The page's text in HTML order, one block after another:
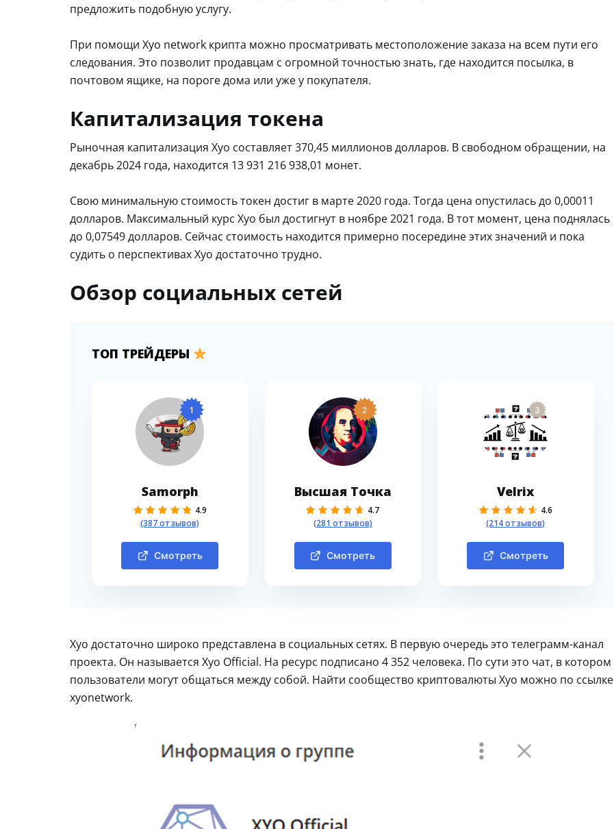
предложить подобную услугу.
При помощи Xyo network крипта можно просматривать местоположение заказа на всем пути его
следования. Это позволит продавцам с огромной точностью знать, где находится посылка, в
почтовом ящике, на пороге дома или уже у покупателя.
Капитализация токена
Рыночная капитализация Xyo составляет 370,45 миллионов долларов. В свободном обращении, на
декабрь 2024 года, находится 13 931 216 938,01 монет.
Свою минимальную стоимость токен достиг в марте 2020 года. Тогда цена опустилась до 0,00011
долларов. Максимальный курс Xyo был достигнут в ноябре 2021 года. В тот момент, цена поднялась
до 0,07549 долларов. Сейчас стоимость находится примерно посередине этих значений и пока
судить о перспективах Xyo достаточно трудно.
Обзор социальных сетей
ТОП ТРЕЙДЕРЫ
1
Samorph
4.9
(387 отзывов)
Смотреть
2
Высшая Точка
4.7
(281 отзывов)
Смотреть
3
Velrix
4.6
(214 отзывов)
Смотреть
Xyo достаточно широко представлена в социальных сетях. В первую очередь это телеграмм-канал
проекта. Он называется Xyo Official. На ресурс подписано 4 352 человека. По сути это чат, в котором
пользователи могут общаться между собой. Найти сообщество криптовалюты Xyo можно по ссылке
xyonetwork.